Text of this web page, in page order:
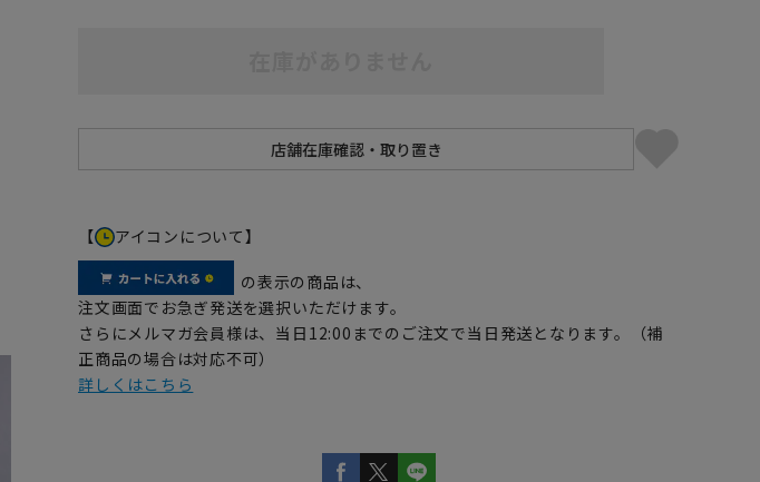
【 アイコンについて】
の表示の商品は、
注文画面でお急ぎ発送を選択いただけます。
さらにメルマガ会員様は、当日12:00までのご注文で当日発送となります。（補
正商品の場合は対応不可）
詳しくはこちら